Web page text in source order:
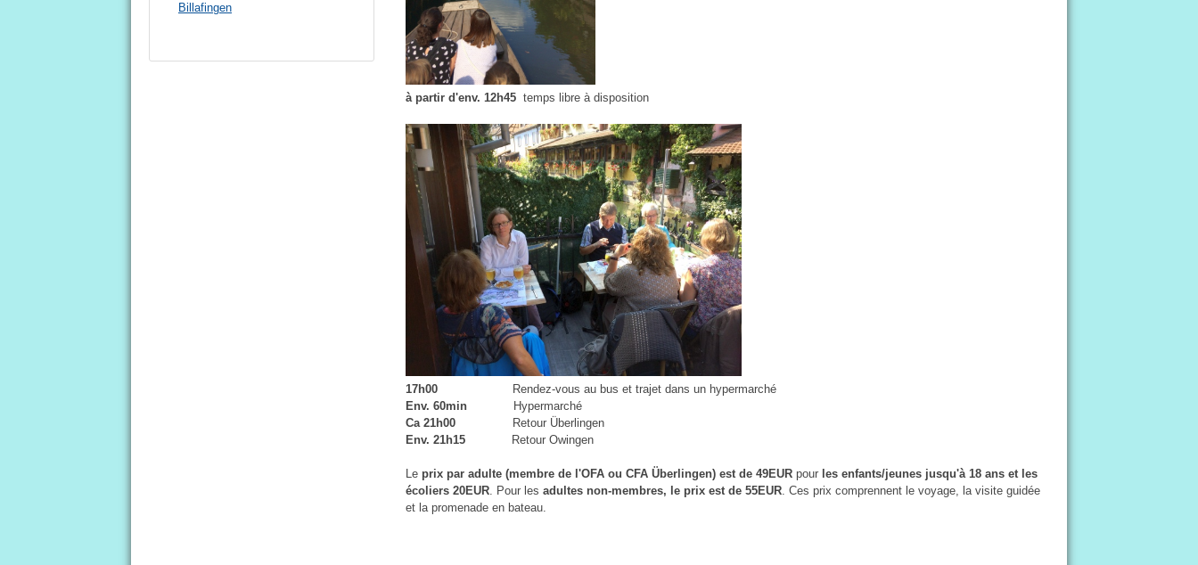
Billafingen
à partir d'env. 12h45temps libre à disposition
17h00Rendez-vous au bus et trajet dans un hypermarché
Env. 60minHypermarché
Ca 21h00Retour Überlingen
Env. 21h15Retour Owingen
Le prix par adulte (membre de l'OFA ou CFA Überlingen) est de 49EURpour les enfants/jeunes jusqu'à 18 ans et les
écoliers 20EUR. Pour les adultes non-membres, le prix est de 55EUR. Ces prix comprennent le voyage, la visite guidée
et la promenade en bateau.